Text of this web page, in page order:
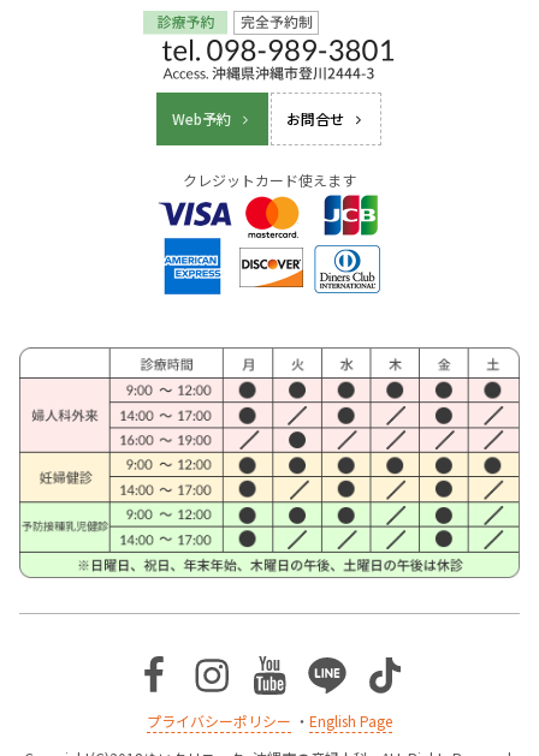
Web予約 お問合せ
クレジットカード使えます
Facebook
Instagram
Youtube
LineTikTok
プライバシーポリシー ・ English Page